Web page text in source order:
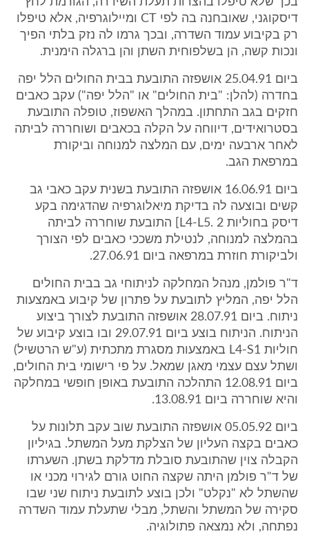
דיסקוגני, שאובחנה בה לפי CT ומיילוגרפיה, אלא טיפלו
רק בקיבוע עמוד השדרה, ובכך גרמו לה נזק בלתי הפיך
ונכות קשה, הן בשלפוחית השתן והן ברגלה הימנית.
ביום 25.04.91 אושפזה התובעת בבית החולים הלל יפה
בחדרה (להלן: "בית החולים" או "הלל יפה") עקב כאבים
חזקים בגב התחתון. במהלך האשפוז, טופלה התובעת
בסטרואידים, דיווחה על הקלה בכאבים ושוחררה לביתה
לאחר ארבעה ימים, עם המלצה למנוחה וביקורת
במרפאת הגב.
ביום 16.06.91 אושפזה התובעת בשנית עקב כאבי גב
קשים ובוצעה לה בדיקת מיאלוגרפיה שהדגימה בקע
דיסק בחוליות L4-L5. 2] התובעת שוחררה לביתה
בהמלצה למנוחה, לנטילת משככי כאבים לפי הצורך
ולביקורת חוזרת במרפאה ביום 27.06.91.
ד"ר פולמן, מנהל המחלקה לניתוחי גב בבית החולים
הלל יפה, המליץ לתובעת על פתרון של קיבוע באמצעות
ניתוח. ביום 28.07.91 אושפזה התובעת לצורך ביצוע
הניתוח. הניתוח בוצע ביום 29.07.91 ובו בוצע קיבוע של
חוליות L4-S1 באמצעות מסגרת מתכתית (ע"ש הרטשיל)
ושתל עצם עצמי מאגן שמאל. על פי רישומי בית החולים,
ביום 12.08.91 התהלכה התובעת באופן חופשי במחלקה
והיא שוחררה ביום 13.08.91.
ביום 05.05.92 אושפזה התובעת שוב עקב תלונות על
כאבים בקצה העליון של הצלקת מעל המשתל. בגיליון
הקבלה צוין שהתובעת סובלת מדלקת בשתן. השערתו
של ד"ר פולמן היתה שקצה החוט גורם לגירוי מכני או
שהשתל לא "נקלט" ולכן בוצע לתובעת ניתוח שני שבו
סקירה של המשתל והשתל, מבלי שתעלת עמוד השדרה
נפתחה, ולא נמצאה פתולוגיה.